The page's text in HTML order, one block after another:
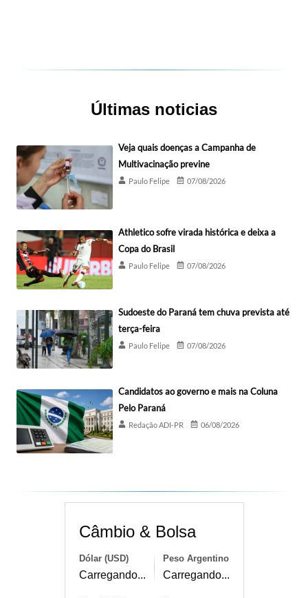
Últimas noticias
Veja quais doenças a Campanha de
Multivacinação previne
Paulo Felipe 07/08/2026
Athletico sofre virada histórica e deixa a
Copa do Brasil
Paulo Felipe 07/08/2026
Sudoeste do Paraná tem chuva prevista até
terça-feira
Paulo Felipe 07/08/2026
Candidatos ao governo e mais na Coluna
Pelo Paraná
Redação ADI-PR 06/08/2026
Câmbio & Bolsa
Dólar (USD)
Carregando...
Peso Argentino
Carregando...